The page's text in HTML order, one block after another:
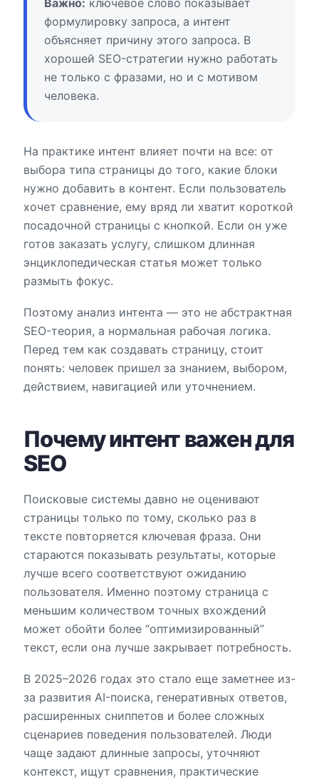
Важно: ключевое слово показывает
формулировку запроса, а интент
объясняет причину этого запроса. В
хорошей SEO-стратегии нужно работать
не только с фразами, но и с мотивом
человека.
На практике интент влияет почти на все: от
выбора типа страницы до того, какие блоки
нужно добавить в контент. Если пользователь
хочет сравнение, ему вряд ли хватит короткой
посадочной страницы с кнопкой. Если он уже
готов заказать услугу, слишком длинная
энциклопедическая статья может только
размыть фокус.
Поэтому анализ интента — это не абстрактная
SEO-теория, а нормальная рабочая логика.
Перед тем как создавать страницу, стоит
понять: человек пришел за знанием, выбором,
действием, навигацией или уточнением.
Почему интент важен для
SEO
Поисковые системы давно не оценивают
страницы только по тому, сколько раз в
тексте повторяется ключевая фраза. Они
стараются показывать результаты, которые
лучше всего соответствуют ожиданию
пользователя. Именно поэтому страница с
меньшим количеством точных вхождений
может обойти более “оптимизированный”
текст, если она лучше закрывает потребность.
В 2025–2026 годах это стало еще заметнее из-
за развития AI-поиска, генеративных ответов,
расширенных сниппетов и более сложных
сценариев поведения пользователей. Люди
чаще задают длинные запросы, уточняют
контекст, ищут сравнения, практические